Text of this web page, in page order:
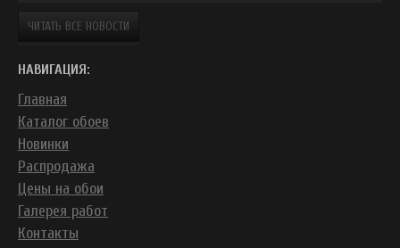
ЧИТАТЬ ВСЕ НОВОСТИ
НАВИГАЦИЯ:
Главная
Каталог обоев
Новинки
Распродажа
Цены на обои
Галерея работ
Контакты